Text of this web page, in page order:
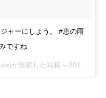
ャーにしよう。 #恵の雨
ですね
が投稿した写真 – 2016 Jul 8 5:20pm PDT